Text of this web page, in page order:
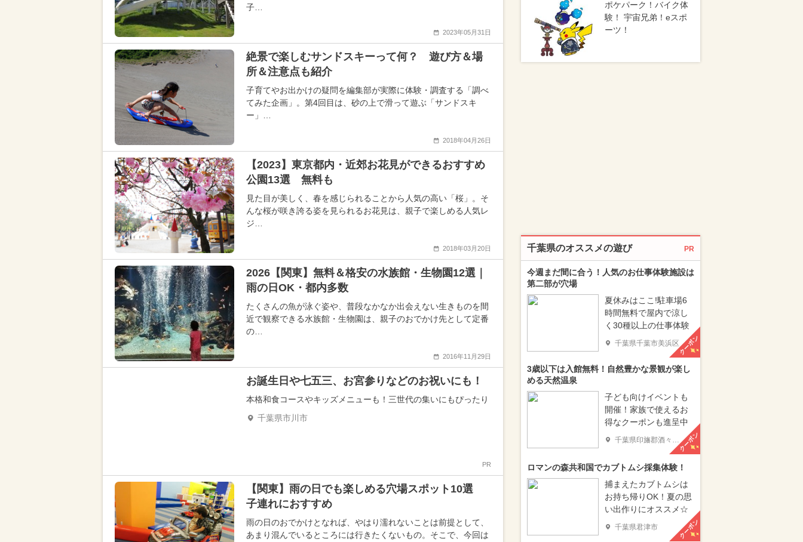
子…
2023年05月31日
絶景で楽しむサンドスキーって何？ 遊び方＆場
所＆注意点も紹介
子育てやお出かけの疑問を編集部が実際に体験・調査する「調べ
てみた企画」。第4回目は、砂の上で滑って遊ぶ「サンドスキ
ー」…
2018年04月26日
【2023】東京都内・近郊お花見ができるおすすめ
公園13選 無料も
見た目が美しく、春を感じられることから人気の高い「桜」。そ
んな桜が咲き誇る姿を見られるお花見は、親子で楽しめる人気レ
ジ…
2018年03月20日
2026【関東】無料＆格安の水族館・生物園12選｜
雨の日OK・都内多数
たくさんの魚が泳ぐ姿や、普段なかなか出会えない生きものを間
近で観察できる水族館・生物園は、親子のおでかけ先として定番
の…
2016年11月29日
お誕生日や七五三、お宮参りなどのお祝いにも！
本格和食コースやキッズメニューも！三世代の集いにもぴったり
千葉県市川市
PR
【関東】雨の日でも楽しめる穴場スポット10選
子連れにおすすめ
雨の日のおでかけとなれば、やはり濡れないことは前提として、
あまり混んでいるところには行きたくないもの。そこで、今回は
ポケパーク！バイク体
験！ 宇宙兄弟！eスポ
ーツ！
千葉県のオススメの遊び PR
今週まだ間に合う！人気のお仕事体験施設は
第二部が穴場
夏休みはここ!駐車場6
時間無料で屋内で涼し
く30種以上の仕事体験
千葉県千葉市美浜区クーポン
3歳以下は入館無料！自然豊かな景観が楽し
める天然温泉
子ども向けイベントも
開催！家族で使えるお
得なクーポンも進呈中
千葉県印旛郡酒々井町 クーポン
ロマンの森共和国でカブトムシ採集体験！
捕まえたカブトムシは
お持ち帰りOK！夏の思
い出作りにオススメ☆
千葉県君津市 クーポン